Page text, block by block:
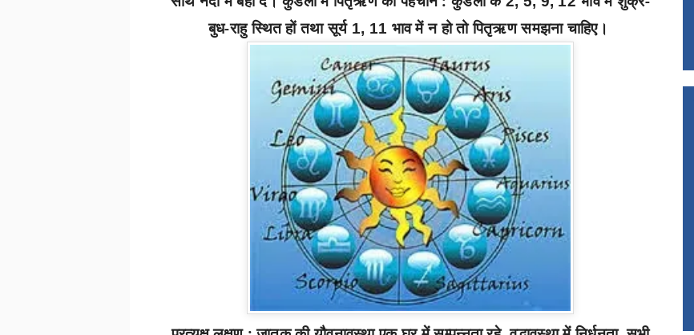
बुध-राहु स्थित हों तथा सूर्य 1, 11 भाव में न हो तो पितृऋण समझना चाहिए।